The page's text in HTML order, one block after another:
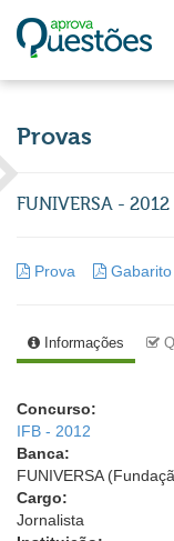
Provas
FUNIVERSA -
Prova Gabarito
Informações
Concurso:
IFB - 2012
Banca:
FUNIVERSA
Cargo:
Jornalista